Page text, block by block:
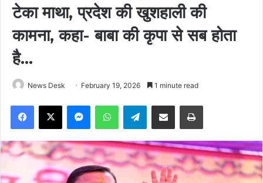
टेका माथा, प्रदेश की खुशहाली की
कामना, कहा- बाबा की कृपा से सब होता
है…
News Desk February 19, 2026 1 minute read
Facebook
X MessengerWhatsAppTelegramShare via Email Print